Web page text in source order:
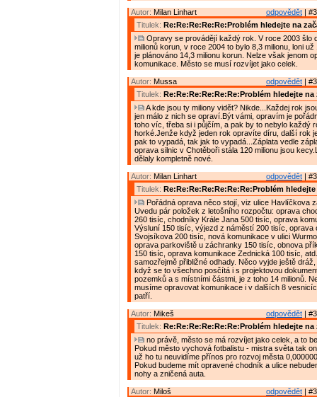
odpovědět |
Autor: Milan Linhart
Titulek: Re:Re:Re:Re:Re:Problém hledejte na
Opravy se provádějí každý rok. V roce 2003 šlo
milionů korun, v roce 2004 to bylo 8,3 milionu, loni už
je plánováno 14,3 milionu korun. Nelze však jenom
komunikace. Město se musí rozvíjet jako celek.
odpovědět |
Autor: Mussa
Titulek: Re:Re:Re:Re:Re:Re:Problém hledejte na
A kde jsou ty miliony vidět? Nikde...Každej rok
jen málo z nich se opraví.Být vámi, opravím je
toho víc, třeba si i půjčím, a pak by to nebylo každý
horké.Jenže když jeden rok opravíte díru, další rok
pak to vypadá, tak jak to vypadá...Záplata vedle
oprava silnic v Chotěboři stála 120 milionu jsou
dělaly kompletně nové.
odpovědět |
Autor: Milan Linhart
Titulek: Re:Re:Re:Re:Re:Re:Re:Problém
Pořádná oprava něco stojí, viz ulice Havlíčkova
Uvedu pár položek z letošního rozpočtu: oprava
260 tisíc, chodníky Krále Jana 500 tisíc, oprava
Výsluní 150 tisíc, výjezd z náměstí 200 tisíc, oprava
Svojsíkova 200 tisíc, nová komunikace v ulici
oprava parkoviště u záchranky 150 tisíc, obnova
150 tisíc, oprava komunikace Zednická 100 tisíc,
samozřejmě přibližné odhady. Něco vyjde ještě
když se to všechno posčítá i s projektovou
pozemků a s místními částmi, je z toho 14 milionů.
musíme opravovat komunikace i v dalších 8
patří.
odpovědět |
Autor: Mikeš
Titulek: Re:Re:Re:Re:Re:Re:Problém hledejte na
no právě, město se má rozvíjet jako celek, a to
Pokud město vychová fotbalistu - mistra světa tak
už ho tu neuvidíme přínos pro rozvoj města
Pokud budeme mít opravené chodník a ulice
nohy a zničená auta.
odpovědět |
Autor: Miloš